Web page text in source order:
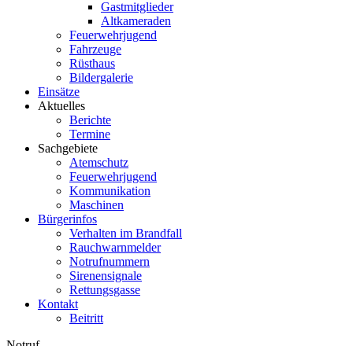
Gastmitglieder
Altkameraden
Feuerwehrjugend
Fahrzeuge
Rüsthaus
Bildergalerie
Einsätze
Aktuelles
Berichte
Termine
Sachgebiete
Atemschutz
Feuerwehrjugend
Kommunikation
Maschinen
Bürgerinfos
Verhalten im Brandfall
Rauchwarnmelder
Notrufnummern
Sirenensignale
Rettungsgasse
Kontakt
Beitritt